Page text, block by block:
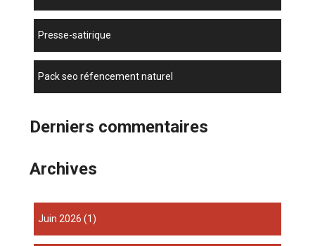
presse-satirique
pack seo réfencement naturel
Derniers commentaires
Archives
juin 2026 (1)